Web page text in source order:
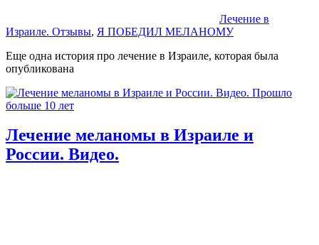
Лечение в
Израиле. Отзывы, Я ПОБЕДИЛ МЕЛАНОМУ
Еще одна история про лечение в Израиле, которая была
опубликована
Лечение меланомы в Израиле и
России. Видео.